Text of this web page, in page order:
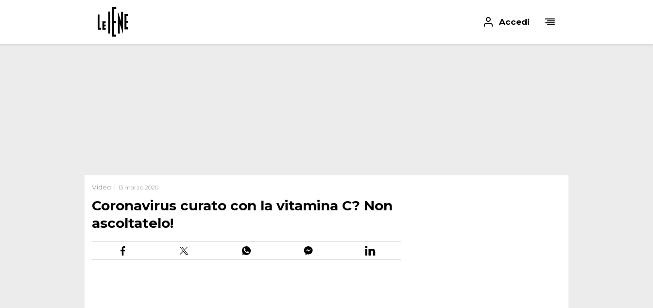
Accedi
Video | 13 marzo 2020
Coronavirus curato con la vitamina C? Non
ascoltatelo!